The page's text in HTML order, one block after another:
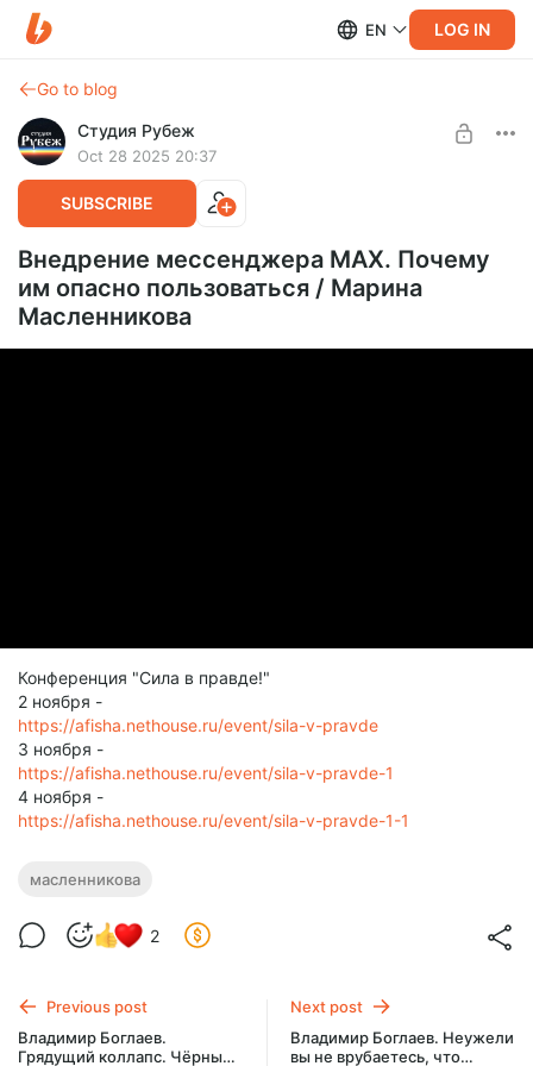
EN LOG IN
Go to blog
Студия Рубеж
Oct 28 2025 20:37
SUBSCRIBE
Внедрение мессенджера MAX. Почему
им опасно пользоваться / Марина
Масленникова
Конференция "Сила в правде!"
2 ноября -
https://afisha.nethouse.ru/event/sila-v-pravde
3 ноября -
https://afisha.nethouse.ru/event/sila-v-pravde-1
4 ноября -
https://afisha.nethouse.ru/event/sila-v-pravde-1-1
масленникова
2
Previous post
Владимир Боглаев.
Грядущий коллапс. Чёрный
Next post
Владимир Боглаев. Неужели
вы не врубаетесь, что